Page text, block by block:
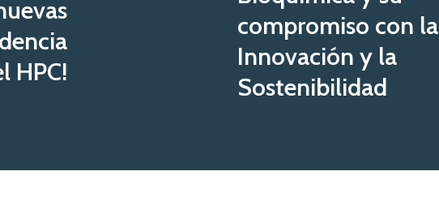
HPC!
compromiso con la
Innovación y la
Sostenibilidad